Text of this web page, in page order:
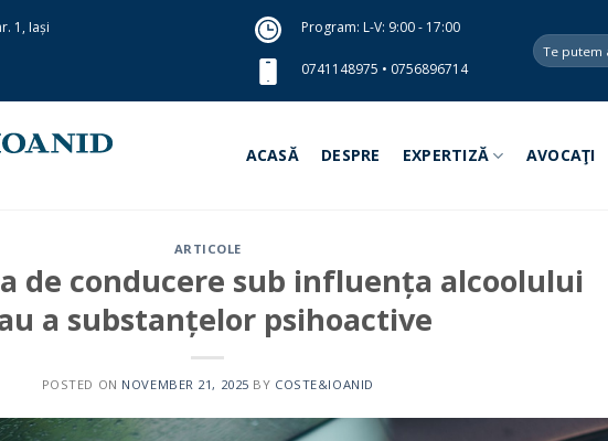
1, Iași Program: L-V: 9:00 - 17:00
0741148975 • 0756896714
ACASĂ DESPRE EXPERTIZĂ AVOCAŢI
ARTICOLE
de conducere sub influența alcoolului
a substanțelor psihoactive
POSTED ON NOVEMBER 21, 2025 BY COSTE&IOANID